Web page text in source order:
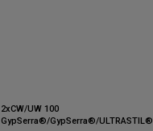
2xCW/UW 100
GypSerra®/GypSerra®/ULTRASTIL®